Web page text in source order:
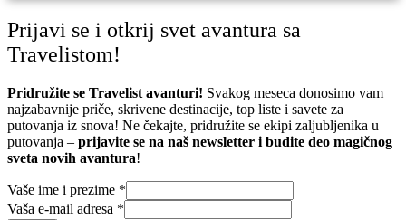
Prijavi se i otkrij svet avantura sa
Travelistom!
Pridružite se Travelist avanturi! Svakog meseca donosimo vam
najzabavnije priče, skrivene destinacije, top liste i savete za
putovanja iz snova! Ne čekajte, pridružite se ekipi zaljubljenika u
putovanja – prijavite se na naš newsletter i budite deo magičnog
sveta novih avantura!
Vaše ime i prezime *
Vaša e-mail adresa *